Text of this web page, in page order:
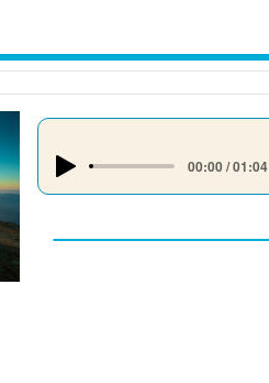
00:00 / 01:04